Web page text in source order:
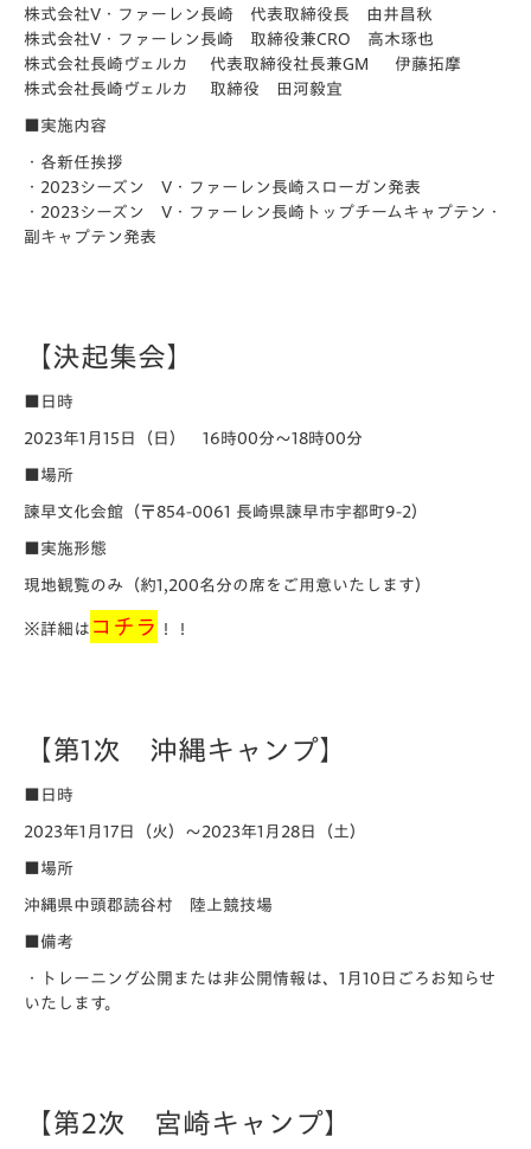
株式会社V・ファーレン長崎 代表取締役長 由井昌秋
株式会社V・ファーレン長崎 取締役兼CRO 高木琢也
株式会社長崎ヴェルカ 代表取締役社長兼GM 伊藤拓摩
株式会社長崎ヴェルカ 取締役 田河毅宜
■実施内容
・各新任挨拶
・2023シーズン V・ファーレン長崎スローガン発表
・2023シーズン V・ファーレン長崎トップチームキャプテン・
副キャプテン発表
【決起集会】
■日時
2023年1月15日（日） 16時00分～18時00分
■場所
諫早文化会館（〒854-0061 長崎県諫早市宇都町9-2）
■実施形態
現地観覧のみ（約1,200名分の席をご用意いたします）
※詳細は コチラ ！！
【第1次 沖縄キャンプ】
■日時
2023年1月17日（火）～2023年1月28日（土）
■場所
沖縄県中頭郡読谷村 陸上競技場
■備考
・トレーニング公開または非公開情報は、1月10日ごろお知らせ
いたします。
【第2次 宮崎キャンプ】